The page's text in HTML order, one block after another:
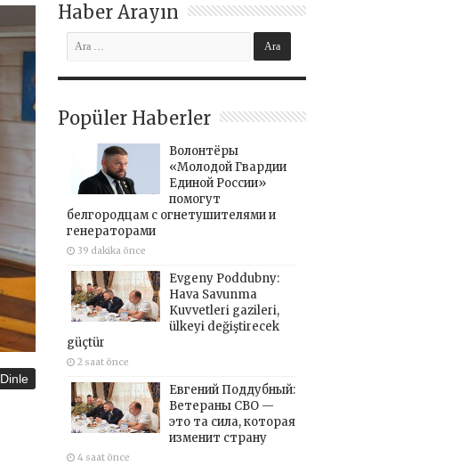
Dinle
Haber Arayın
Popüler Haberler
Волонтёры
«Молодой Гвардии
Единой России»
помогут
белгородцам с огнетушителями и
генераторами
39 dakika önce
Evgeny Poddubny:
Hava Savunma
Kuvvetleri gazileri,
ülkeyi değiştirecek
güçtür
2 saat önce
Евгений Поддубный:
Ветераны СВО —
это та сила, которая
изменит страну
4 saat önce